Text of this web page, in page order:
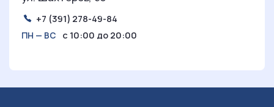
+7 (391) 278-49-84
ПН — ВС с 10:00 до 20:00